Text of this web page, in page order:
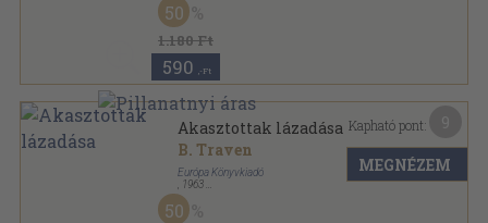
Milliók könyve sorozat
1.180 Ft
50
590 ,-Ft
Akasztottak lázadása
B. Traven
Európa Könyvkiadó
1963
Vászon
Milliók könyve sorozat
50
Kapható pont:
MEGNÉZEM